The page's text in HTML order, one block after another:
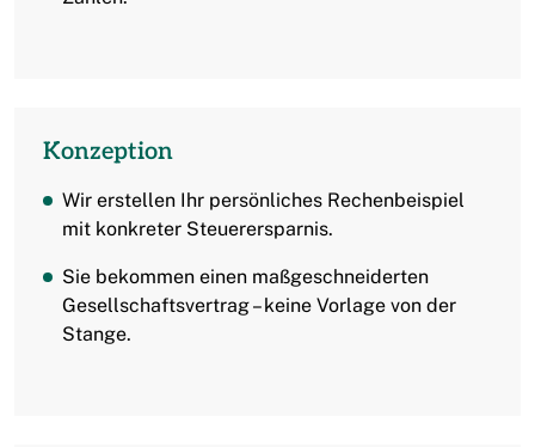
Konzeption
Wir erstellen Ihr persönliches Rechenbeispiel
mit konkreter Steuerersparnis.
Sie bekommen einen maßgeschneiderten
Gesellschaftsvertrag – keine Vorlage von der
Stange.